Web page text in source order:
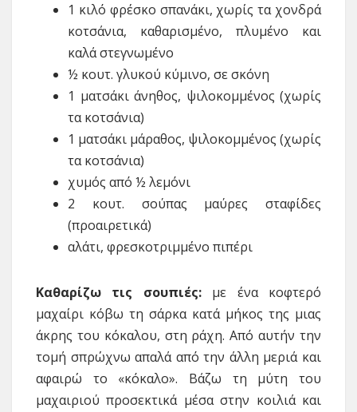
1 κιλό φρέσκο σπανάκι, χωρίς τα χονδρά
κοτσάνια, καθαρισμένο, πλυμένο και
καλά στεγνωμένο
½ κουτ. γλυκού κύμινο, σε σκόνη
1 ματσάκι άνηθος, ψιλοκομμένος (χωρίς
τα κοτσάνια)
1 ματσάκι μάραθος, ψιλοκομμένος (χωρίς
τα κοτσάνια)
χυμός από ½ λεμόνι
2 κουτ. σούπας μαύρες σταφίδες
(προαιρετικά)
αλάτι, φρεσκοτριμμένο πιπέρι
Καθαρίζω τις σουπιές:με ένα κοφτερό
μαχαίρι κόβω τη σάρκα κατά μήκος της μιας
άκρης του κόκαλου, στη ράχη. Από αυτήν την
τομή σπρώχνω απαλά από την άλλη μεριά και
αφαιρώ το «κόκαλο». Βάζω τη μύτη του
μαχαιριού προσεκτικά μέσα στην κοιλιά και